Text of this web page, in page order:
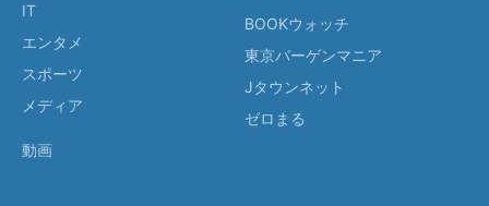
IT
エンタメ
スポーツ
メディア
動画
BOOKウォッチ
東京バーゲンマニア
Jタウンネット
ゼロまる